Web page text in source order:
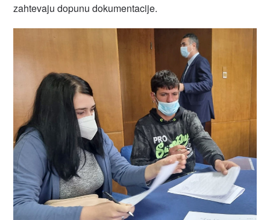
zahtevaju dopunu dokumentacije.